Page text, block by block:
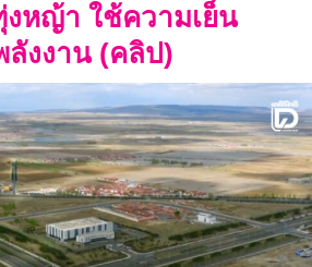
หญ้า ใช้ความเย็น
งงาน (คลิป)